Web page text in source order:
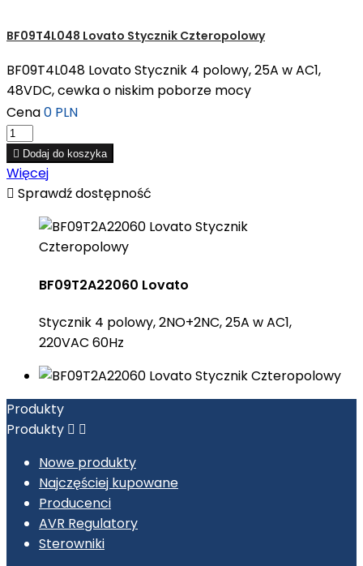
BF09T4L048 Lovato Stycznik Czteropolowy
BF09T4L048 Lovato Stycznik 4 polowy, 25A w AC1,
48VDC, cewka o niskim poborze mocy
Cena0 PLN
 Dodaj do koszyka
Więcej
 Sprawdź dostępność
BF09T2A22060 Lovato
Stycznik 4 polowy, 2NO+2NC, 25A w AC1,
220VAC 60Hz
Produkty
Produkty  
Nowe produkty
Najczęściej kupowane
Producenci
AVR Regulatory
Sterowniki